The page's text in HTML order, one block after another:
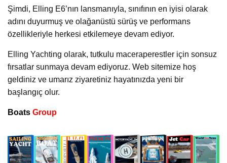
Şimdi, Elling E6’nın lansmanıyla, sınıfının en iyisi olarak
adını duyurmuş ve olağanüstü sürüş ve performans
özellikleriyle herkesi etkilemeye devam ediyor.
Elling Yachting olarak, tutkulu maceraperestler için sonsuz
fırsatlar sunmaya devam ediyoruz. Web sitemize hoş
geldiniz ve umarız ziyaretiniz hayatınızda yeni bir
başlangıç olur.
Boats Group